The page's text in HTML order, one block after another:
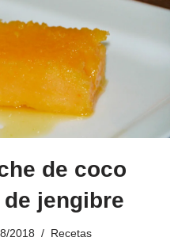
de coco
jengibre
2018 Recetas